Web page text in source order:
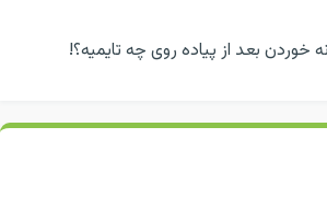
خوردن بعد از پیاده روی چه تایمیه؟!